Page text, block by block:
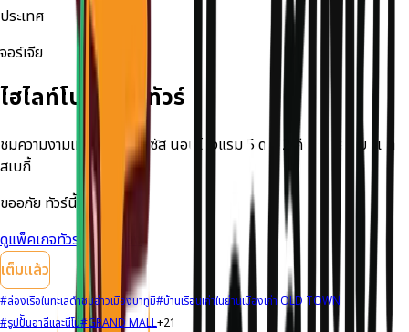
ประเทศ
จอร์เจีย
ไฮไลท์โปรแกรมทัวร์
ชมความงามเทือกเขาคอเคซัส นอนโรงแรม 5 ดาว 2 คืน + นอนบนเขา
สเบกี้
ขออภัย ทัวร์นี้เต็มแล้ว
ดูแพ็คเกจทัวร์ที่ใกล้เคียง
เต็มแล้ว
#ล่องเรือในทะเลดำชมอ่าวเมืองบาทูมี#บ้านเรือนเก่าในย่านเมืองเก่า OLD TOWN
#รูปป้ันอาลีและนีโน่#GRAND MALL+21